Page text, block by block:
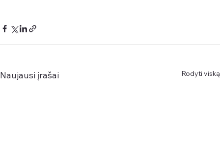
Naujausi įrašai Rodyti viską